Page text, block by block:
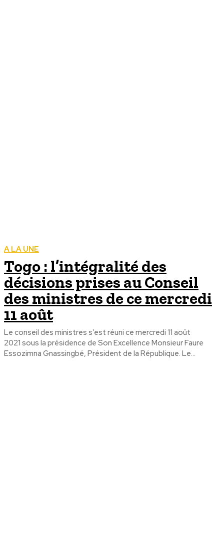
A LA UNE
Togo : l’intégralité des
décisions prises au Conseil
des ministres de ce mercredi
11 août
Le conseil des ministres s’est réuni ce mercredi 11 août
2021 sous la présidence de Son Excellence Monsieur Faure
Essozimna Gnassingbé, Président de la République. Le...